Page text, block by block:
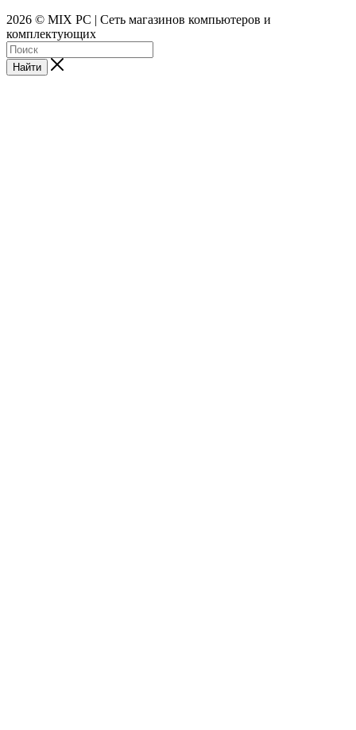
2026 © MIX PC | Сеть магазинов компьютеров и
комплектующих
Найти